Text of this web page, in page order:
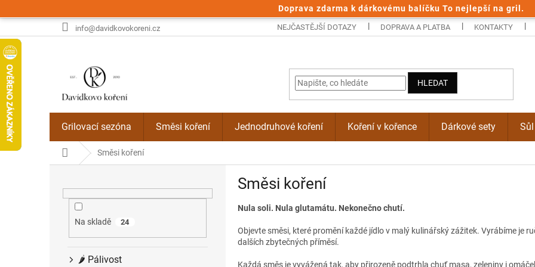
Doprava zdarma k dárkovému balíčku To nejlepší na gril.
na
info@davidkovokoreni.cz NEJČASTĚJŠÍ DOTAZY DOPRAVA A PLATBA KONTAKTY
HLEDAT
Grilovací sezóna Směsi koření Jednodruhové koření Koření v kořence Dárkové sety Sůl
Domů Směsi koření
Na skladě 24
🌶️ Pálivost
Směsi koření
Nula soli. Nula glutamátu. Nekonečno chutí.
Objevte směsi, které promění každé jídlo v malý kulinářský zážitek. Vyrábíme je
dalších zbytečných příměsí.
Každá směs je vyvážená tak, aby přirozeně podtrhla chuť masa, zeleniny i